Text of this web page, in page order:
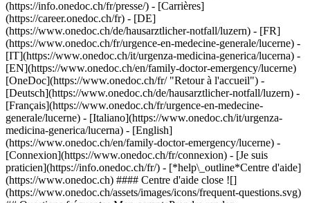
(https://info.onedoc.ch/fr/presse/) - [Carrières]
(https://career.onedoc.ch/fr) - [DE]
(https://www.onedoc.ch/de/hausarztlicher-notfall/luzern) - [FR]
(https://www.onedoc.ch/fr/urgence-en-medecine-generale/lucerne) -
[IT](https://www.onedoc.ch/it/urgenza-medicina-generica/lucerna) -
[EN](https://www.onedoc.ch/en/family-doctor-emergency/lucerne)
[OneDoc](https://www.onedoc.ch/fr/ "Retour à l'accueil") -
[Deutsch](https://www.onedoc.ch/de/hausarztlicher-notfall/luzern) -
[Français](https://www.onedoc.ch/fr/urgence-en-medecine-
generale/lucerne) - [Italiano](https://www.onedoc.ch/it/urgenza-
medicina-generica/lucerna) - [English]
(https://www.onedoc.ch/en/family-doctor-emergency/lucerne) -
[Connexion](https://www.onedoc.ch/fr/connexion) - [Je suis
praticien](https://info.onedoc.ch/fr/) - [*help\_outline*Centre d'aide]
(https://www.onedoc.ch) #### Centre d'aide close ![]
(https://www.onedoc.ch/assets/images/icons/frequent-questions.svg)